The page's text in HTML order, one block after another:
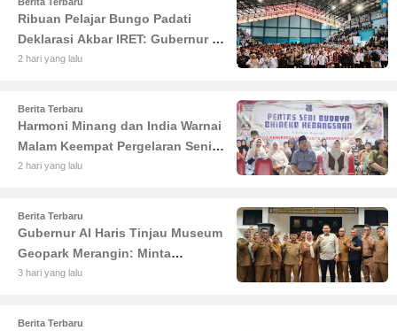
Ribuan Pelajar Bungo Padati
Deklarasi Akbar IRET: Gubernur Al
Haris Sentil Bahaya Judi Online
2 hari yang lalu
Berita Terbaru
Harmoni Minang dan India Warnai
Malam Keempat Pergelaran Seni
Budaya di Alun-Alun Kuala
2 hari yang lalu
Berita Terbaru
Gubernur Al Haris Tinjau Museum
Geopark Merangin: Minta
Pengelola Genjot Inovasi dan
3 hari yang lalu
Berita Terbaru